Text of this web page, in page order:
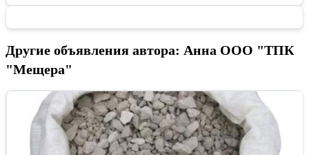
Другие объявления автора: Анна ООО "ТПК
"Мещера"